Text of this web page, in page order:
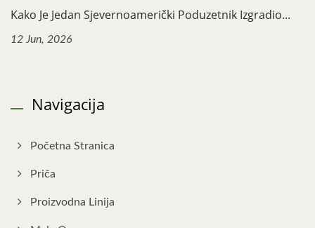
Kako Je Jedan Sjevernoamerički Poduzetnik Izgradio...
12 Jun, 2026
Navigacija
Početna Stranica
Priča
Proizvodna Linija